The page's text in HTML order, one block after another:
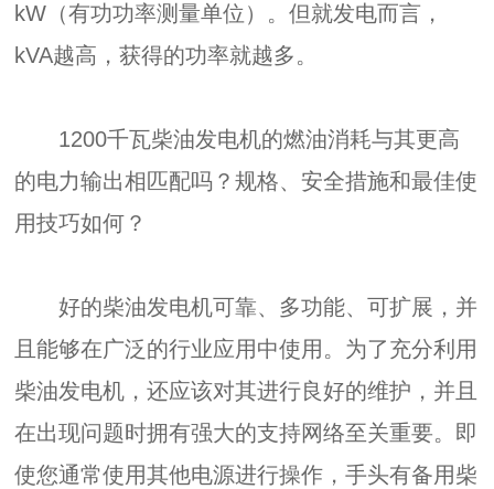
kW（有功功率测量单位）。但就发电而言，
kVA越高，获得的功率就越多。
1200千瓦柴油发电机的燃油消耗与其更高
的电力输出相匹配吗？规格、安全措施和最佳使
用技巧如何？
好的柴油发电机可靠、多功能、可扩展，并
且能够在广泛的行业应用中使用。为了充分利用
柴油发电机，还应该对其进行良好的维护，并且
在出现问题时拥有强大的支持网络至关重要。即
使您通常使用其他电源进行操作，手头有备用柴